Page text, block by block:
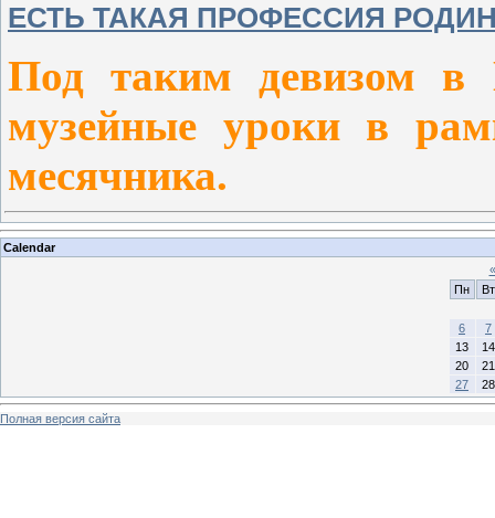
ЕСТЬ ТАКАЯ ПРОФЕССИЯ
Под таким
музейные уроки в
месячника.
Calendar
«
Пн
Вт
6
7
13
14
20
21
27
28
Полная версия сайта